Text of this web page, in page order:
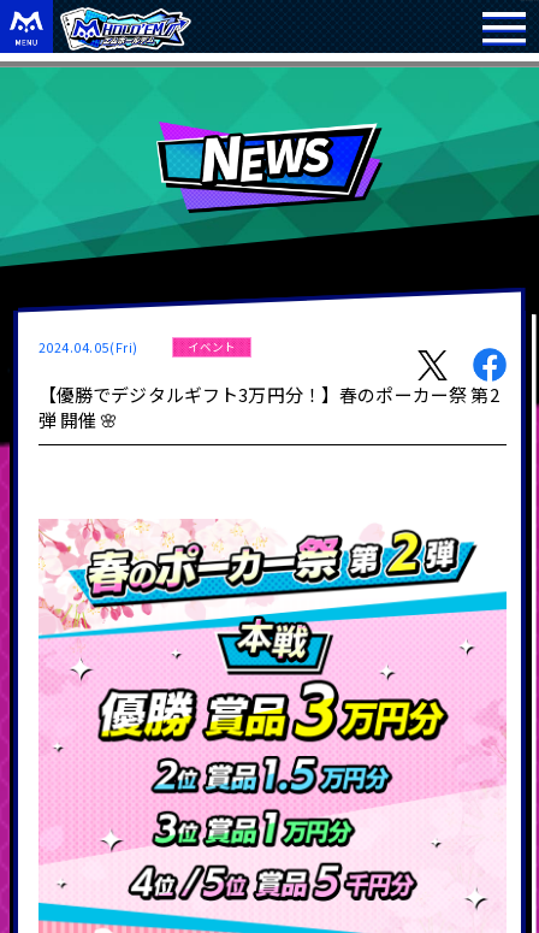
2024.04.05(Fri) イベント
【優勝でデジタルギフト3万円分！】春のポーカー祭 第2
弾 開催 🌸